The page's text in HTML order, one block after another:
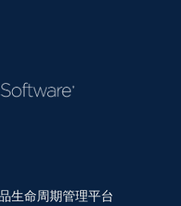
生命周期管理平台